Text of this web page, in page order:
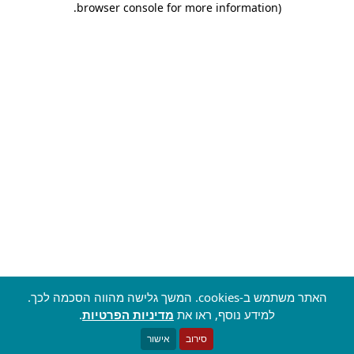
browser console for more information)
.
האתר משתמש ב-cookies. המשך גלישה מהווה הסכמה לכך.
למידע נוסף, ראו את מדיניות הפרטיות.
סירוב אישור